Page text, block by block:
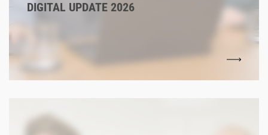
DIGITAL UPDATE 2026